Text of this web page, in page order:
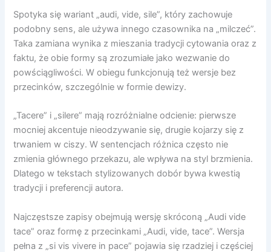
Spotyka się wariant „audi, vide, sile”, który zachowuje
podobny sens, ale używa innego czasownika na „milczeć”.
Taka zamiana wynika z mieszania tradycji cytowania oraz z
faktu, że obie formy są zrozumiałe jako wezwanie do
powściągliwości. W obiegu funkcjonują też wersje bez
przecinków, szczególnie w formie dewizy.
„Tacere” i „silere” mają rozróżnialne odcienie: pierwsze
mocniej akcentuje nieodzywanie się, drugie kojarzy się z
trwaniem w ciszy. W sentencjach różnica często nie
zmienia głównego przekazu, ale wpływa na styl brzmienia.
Dlatego w tekstach stylizowanych dobór bywa kwestią
tradycji i preferencji autora.
Najczęstsze zapisy obejmują wersję skróconą „Audi vide
tace” oraz formę z przecinkami „Audi, vide, tace”. Wersja
pełna z „si vis vivere in pace” pojawia się rzadziej i częściej